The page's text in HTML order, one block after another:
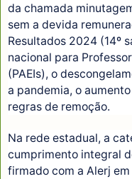
da chamada
sem a devida
Resultados 2024 (14º
nacional para
(PAEIs), o
a pandemia, o
regras de remoção.
Na rede estadual, a
cumprimento integral
firmado com a Alerj